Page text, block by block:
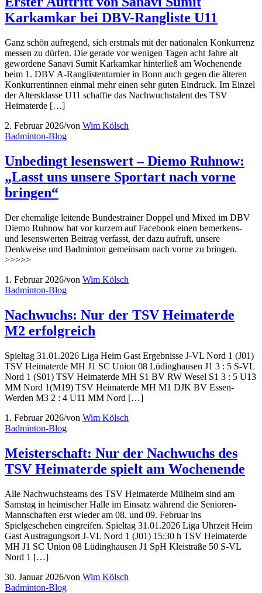
Karkamkar bei DBV-Rangliste U11
Ganz schön aufregend, sich erstmals mit der nationalen Konkurrenz
messen zu dürfen. Die gerade vor wenigen Tagen acht Jahre alt
gewordene Sanavi Sumit Karkamkar hinterließ am Wochenende
beim 1. DBV A-Ranglistenturnier in Bonn auch gegen die älteren
Konkurrentinnen einmal mehr einen sehr guten Eindruck. Im Einzel
der Altersklasse U11 schaffte das Nachwuchstalent des TSV
Heimaterde […]
2. Februar 2026/von Wim Kölsch
Badminton-Blog
Unbedingt lesenswert – Diemo Ruhnow:
„Lasst uns unsere Sportart nach vorne
bringen“
Der ehemalige leitende Bundestrainer Doppel und Mixed im DBV
Diemo Ruhnow hat vor kurzem auf Facebook einen bemerkens-
und lesenswerten Beitrag verfasst, der dazu aufruft, unsere
Denkweise und Badminton gemeinsam nach vorne zu bringen.
>>>>>
1. Februar 2026/von Wim Kölsch
Badminton-Blog
Nachwuchs: Nur der TSV Heimaterde
M2 erfolgreich
Spieltag 31.01.2026 Liga Heim Gast Ergebnisse J-VL Nord 1 (J01)
TSV Heimaterde MH J1 SC Union 08 Lüdinghausen J1 3 : 5 S-VL
Nord 1 (S01) TSV Heimaterde MH S1 BV RW Wesel S1 3 : 5 U13
MM Nord 1(M19) TSV Heimaterde MH M1 DJK BV Essen-
Werden M3 2 : 4 U11 MM Nord […]
1. Februar 2026/von Wim Kölsch
Badminton-Blog
Meisterschaft: Nur der Nachwuchs des
TSV Heimaterde spielt am Wochenende
Alle Nachwuchsteams des TSV Heimaterde Mülheim sind am
Samstag in heimischer Halle im Einsatz während die Senioren-
Mannschaften erst wieder am 08. und 09. Februar ins
Spielgeschehen eingreifen. Spieltag 31.01.2026 Liga Uhrzeit Heim
Gast Austragungsort J-VL Nord 1 (J01) 15:30 h TSV Heimaterde
MH J1 SC Union 08 Lüdinghausen J1 SpH Kleistraße 50 S-VL
Nord 1 […]
30. Januar 2026/von Wim Kölsch
Badminton-Blog